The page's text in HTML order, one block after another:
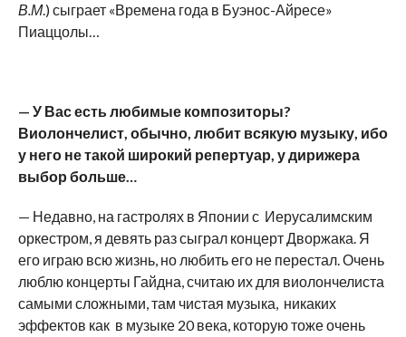
В.М.) сыграет «Времена года в Буэнос-Айресе»
Пиаццолы…
— У Вас есть любимые композиторы?
Виолончелист, обычно, любит всякую музыку, ибо
у него не такой широкий репертуар, у дирижера
выбор больше…
— Недавно, на гастролях в Японии с Иерусалимским
оркестром, я девять раз сыграл концерт Дворжака. Я
его играю всю жизнь, но любить его не перестал. Очень
люблю концерты Гайдна, считаю их для виолончелиста
самыми сложными, там чистая музыка, никаких
эффектов как в музыке 20 века, которую тоже очень